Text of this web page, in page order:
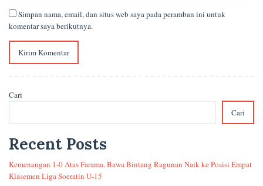
Simpan nama, email, dan situs web saya pada peramban ini untuk
komentar saya berikutnya.
Cari
Cari
Recent Posts
Kemenangan 1-0 Atas Farama, Bawa Bintang Ragunan Naik ke Posisi Empat
Klasemen Liga Soeratin U-15